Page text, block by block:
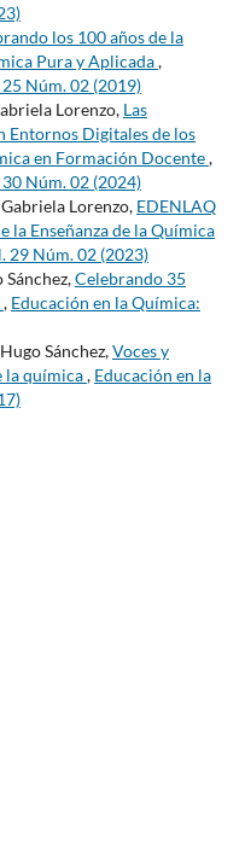
los 100 años de la
Pura y Aplicada,
Núm. 02 (2019)
Lorenzo, Las
Entornos Digitales de los
en Formación Docente,
Núm. 02 (2024)
Lorenzo, EDENLAQ
Enseñanza de la Química
29 Núm. 02 (2023)
Celebrando 35
, Educación en la Química:
Sánchez,Voces y
la química, Educación en la